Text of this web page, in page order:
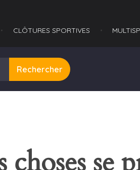
CLÔTURES SPORTIVES
Rechercher
choses se